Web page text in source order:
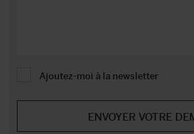
Ajoutez-moi à la newsletter